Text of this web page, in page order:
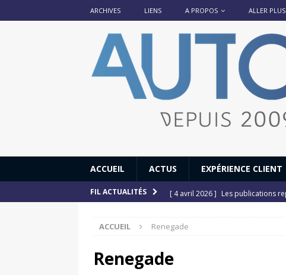
ARCHIVES LIENS A PROPOS ALLER
ACCUEIL ACTUS EXPÉRIENCE CLIENT
FIL ACTUALITÉS [ 4 avril 2026 ] Les publications
[ 12 juillet 2025 ]
ACCUEIL Renegade
Renegade